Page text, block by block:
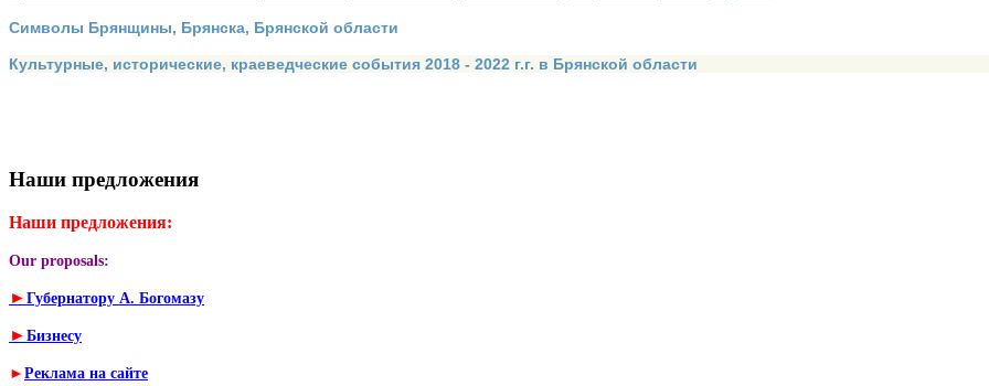
Символы Брянщины, Брянска, Брянской области
Культурные, исторические, краеведческие события 2018 - 2022 г.г. в Брянской области
Наши предложения
Наши предложения:
Our proposals:
► Губернатору А. Богомазу
► Бизнесу
► Реклама на сайте